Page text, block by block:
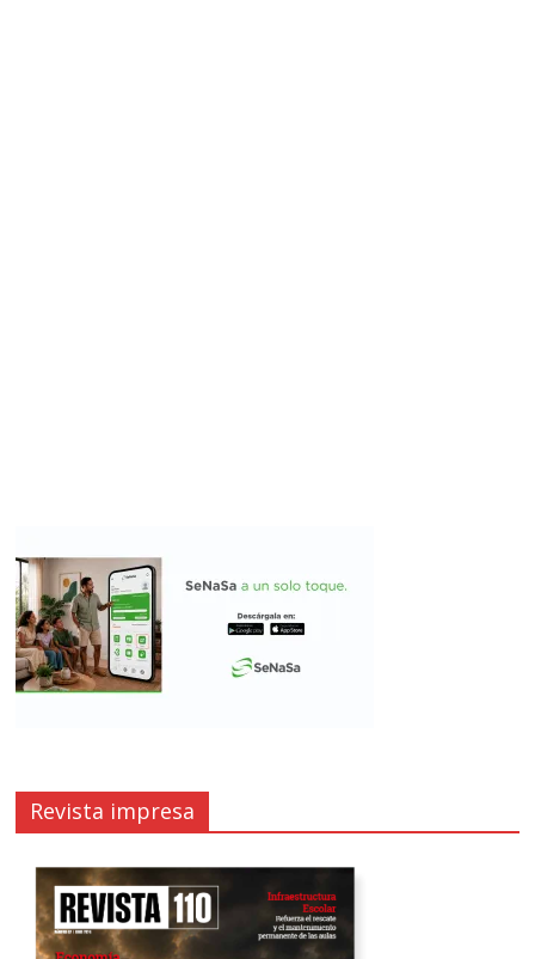
Revista impresa